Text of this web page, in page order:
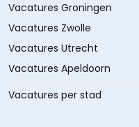
Vacatures Groningen
Vacatures Zwolle
Vacatures Utrecht
Vacatures Apeldoorn
Vacatures per stad